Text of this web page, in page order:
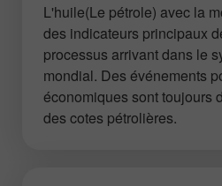
L'huile(Le pétrole) avec la
des indicateurs principaux
processus arrivant dans le
mondial. Des événements
économiques sont toujours
des cotes pétrolières.